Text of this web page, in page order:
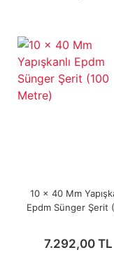
10 x 40 Mm
Epdm Sünger Şerit
7.292,00 TL